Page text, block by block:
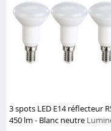
3 spots LED E14 réflecteur
450 lm - Blanc neutre